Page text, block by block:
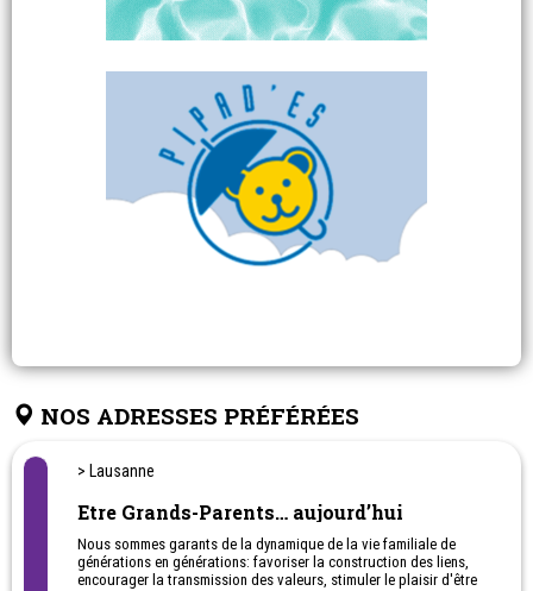
NOS ADRESSES PRÉFÉRÉES
> Lausanne
Etre Grands-Parents… aujourd’hui
Nous sommes garants de la dynamique de la vie familiale de
générations en générations: favoriser la construction des liens,
encourager la transmission des valeurs, stimuler le plaisir d'être